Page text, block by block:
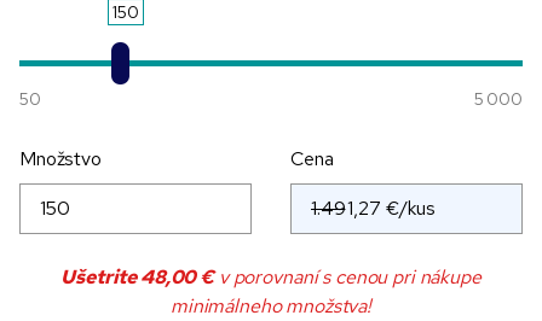
150
50 5 000
Množstvo
Cena
1.49
Ušetrite48,00 €v porovnaní s cenou pri nákupe
minimálneho množstva!